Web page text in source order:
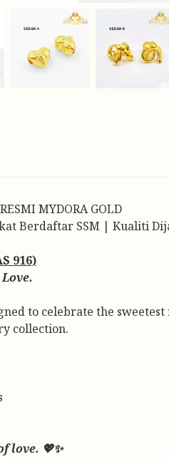
MYDORA GOLD
Berdaftar SSM | Kualiti
916)
to celebrate the
collection.
love. 💖✨